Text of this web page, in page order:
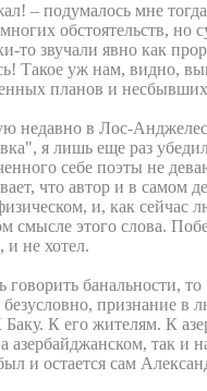
– подумалось мне
обстоятельств, но
то звучали явно как
Такое уж нам, видно,
планов и
недавно в Лос-
я лишь еще раз
себе поэты не
что автор и в самом
и, как сейчас
смысле этого слова.
и не хотел.
говорить банальности,
безусловно, признание в
К его жителям. К
азербайджанском, так и
и остается сам